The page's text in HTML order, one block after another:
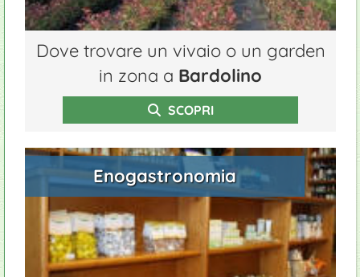
Dove trovare un vivaio o un garden
in zona a Bardolino
SCOPRI
Enogastronomia